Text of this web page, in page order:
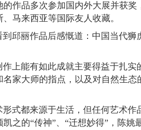
的作品多次参加国内外大展并获奖
马来西亚等国际友人收藏。
邱丽作品后感慨道：中国当代狮
上能有如此成就主要得益于扎实
家大师的指点，以及对自然生态
式都来源于生活，但任何艺术作
凯之的“传神”、 “迁想妙得” ，陈姚